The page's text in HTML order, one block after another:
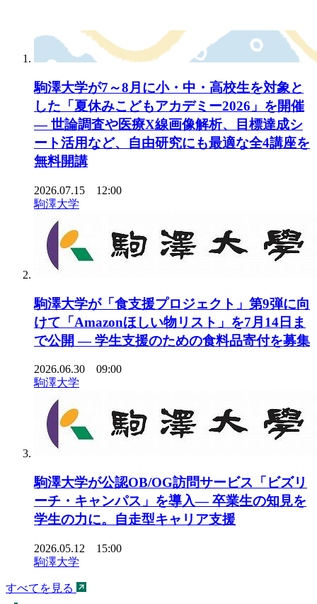
駒澤大学が7～8月に小・中・高校生を対象と
した「夏休みこどもアカデミー2026」を開催
— 世論調査や医療X線画像解析、目標達成シ
ート活用など、自由研究にも最適な全4講座を
無料開講
2026.07.15 12:00
駒澤大学
駒澤大学が「食支援プロジェクト」第9弾に向
けて「Amazonほしい物リスト」を7月14日ま
で公開 ― 学生支援のための食料品寄付を募集
2026.06.30 09:00
駒澤大学
駒澤大学が公認OB/OG訪問サービス「ビズリ
ーチ・キャンパス」を導入― 卒業生の知見を
学生の力に。自走型キャリア支援
2026.05.12 15:00
駒澤大学
すべてを見る